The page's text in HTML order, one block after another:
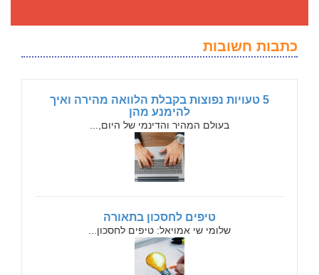
כתבות חשובות
5 טעויות נפוצות בקבלת הלוואה מהירה ואיך
להימנע מהן
בעולם המהיר והדינמי של היום,...
טיפים לחסכון בתאורה
שלומי שי אמויאל: טיפים לחסכון...